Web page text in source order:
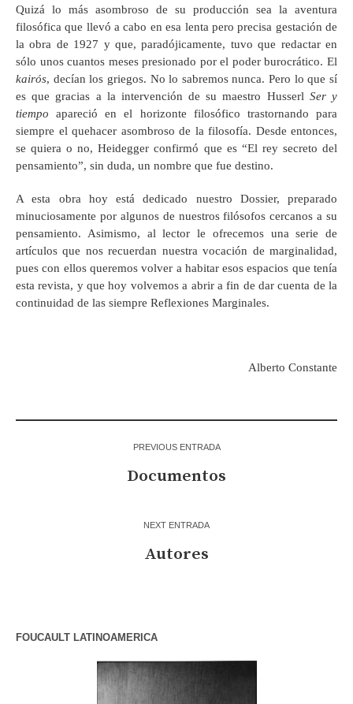
Quizá lo más asombroso de su producción sea la aventura
filosófica que llevó a cabo en esa lenta pero precisa gestación de
la obra de 1927 y que, paradójicamente, tuvo que redactar en
sólo unos cuantos meses presionado por el poder burocrático. El
kairós, decían los griegos. No lo sabremos nunca. Pero lo que sí
es que gracias a la intervención de su maestro Husserl Ser y
tiempo apareció en el horizonte filosófico trastornando para
siempre el quehacer asombroso de la filosofía. Desde entonces,
se quiera o no, Heidegger confirmó que es “El rey secreto del
pensamiento”, sin duda, un nombre que fue destino.
A esta obra hoy está dedicado nuestro Dossier, preparado
minuciosamente por algunos de nuestros filósofos cercanos a su
pensamiento. Asimismo, al lector le ofrecemos una serie de
artículos que nos recuerdan nuestra vocación de marginalidad,
pues con ellos queremos volver a habitar esos espacios que tenía
esta revista, y que hoy volvemos a abrir a fin de dar cuenta de la
continuidad de las siempre Reflexiones Marginales.
Alberto Constante
PREVIOUS ENTRADA
Documentos
NEXT ENTRADA
Autores
FOUCAULT LATINOAMERICA